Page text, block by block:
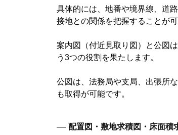
具体的には、地番や境界線、道
接地との関係を把握することが可
案内図（付近見取り図）と公図
う3つの役割を果たします。
公図は、法務局や支局、出張所
も取得が可能です。
― 配置図・敷地求積図・床面積